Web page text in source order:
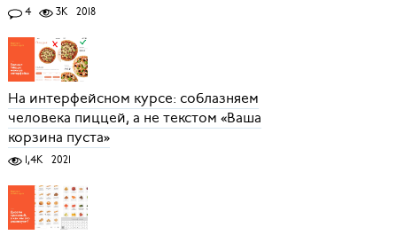
4 3K 2018
На интерфейсном курсе: соблазняем
человека пиццей, а не текстом «Ваша
корзина пуста»
1,4K 2021